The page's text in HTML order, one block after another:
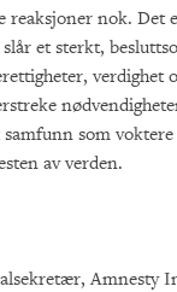
reaksjoner nok. Det
et sterkt,
verdighet
som voktere
av verden.
Amnesty